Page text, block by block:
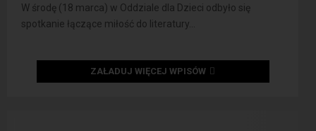
W środę (18 marca) w Oddziale dla Dzieci odbyło się
spotkanie łączące miłość do literatury...
ZAŁADUJ WIĘCEJ WPISÓW